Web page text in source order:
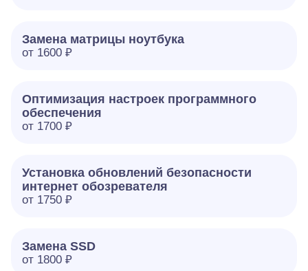
Замена матрицы ноутбука
от 1600 ₽
Оптимизация настроек программного
обеспечения
от 1700 ₽
Установка обновлений безопасности
интернет обозревателя
от 1750 ₽
Замена SSD
от 1800 ₽